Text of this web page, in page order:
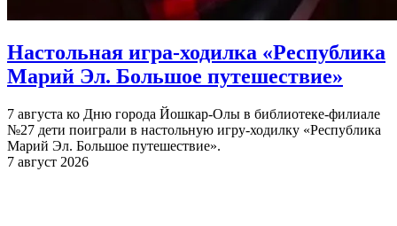
Настольная игра-ходилка «Республика
Марий Эл. Большое путешествие»
7 августа ко Дню города Йошкар-Олы в библиотеке-филиале
№27 дети поиграли в настольную игру-ходилку «Республика
Марий Эл. Большое путешествие».
7 август 2026